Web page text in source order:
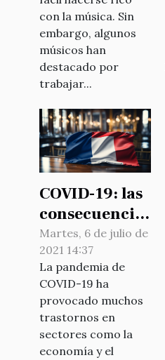
con la música. Sin
embargo, algunos
músicos han
destacado por
trabajar...
COVID-19: las
consecuencias
en la
economía
francesa
Martes, 6 de julio de
2021 14:37
La pandemia de
COVID-19 ha
provocado muchos
trastornos en
sectores como la
economía y el